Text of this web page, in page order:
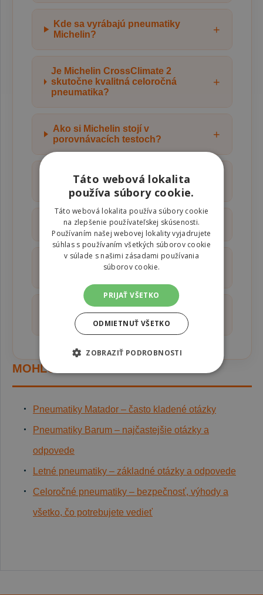
Kde sa vyrábajú pneumatiky
Michelin?
+
Je Michelin CrossClimate 2
skutočne kvalitná celoročná
pneumatika?
+
Ako si Michelin stojí v
porovnávacích testoch?
+
Sú pneumatiky Michelin vhodné aj
na SUV?
Sú pneumatiky Michelin tiché?
Ako spoznám opotrebovanie
pneumatiky Michelin?
Pre koho sú pneumatiky Michelin
ideálnou voľbou?
MOHLO BY VÁS TIEŽ ZAUJÍMAŤ
Pneumatiky Matador – často kladené otázky
Pneumatiky Barum – najčastejšie otázky a
odpovede
Letné pneumatiky – základné otázky a odpovede
Celoročné pneumatiky – bezpečnosť, výhody a
všetko, čo potrebujete vedieť
Táto webová lokalita
používa súbory cookie.
Táto webová lokalita používa súbory cookie
na zlepšenie používateľskej skúsenosti.
Používaním našej webovej lokality vyjadrujete
súhlas s používaním všetkých súborov cookie
v súlade s našimi zásadami používania
súborov cookie.
PRIJAŤ VŠETKO
ODMIETNUŤ VŠETKO
ZOBRAZIŤ PODROBNOSTI